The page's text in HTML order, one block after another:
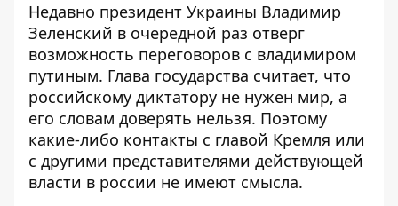
Недавно президент Украины Владимир
Зеленский в очередной раз отверг
возможность переговоров с владимиром
путиным. Глава государства считает, что
российскому диктатору не нужен мир, а
его словам доверять нельзя. Поэтому
какие-либо контакты с главой Кремля или
с другими представителями действующей
власти в россии не имеют смысла.